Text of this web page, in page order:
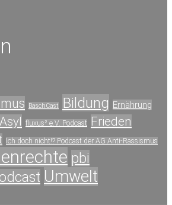
BaschCast Bildung Ernährung
fluxus² e.V. Podcast Frieden
Ich doch nicht!? Podcast der AG Anti-Rassismus
pbi
Umwelt